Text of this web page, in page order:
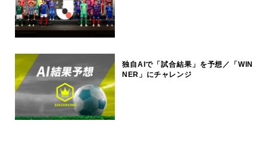
独自AIで「試合結果」を予想／「WIN
NER」にチャレンジ